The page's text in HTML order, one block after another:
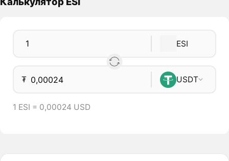
ESI
₮ USDT
1 ESI = 0,00024 USD